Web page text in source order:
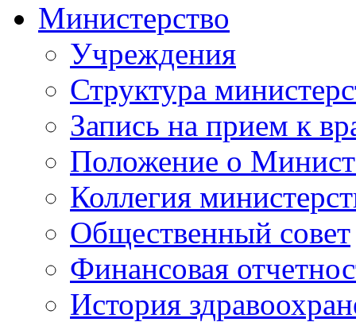
Министерство
Учреждения
Структура
Запись на прием к
Положение о
Коллегия
Общественный совет
Финансовая
История